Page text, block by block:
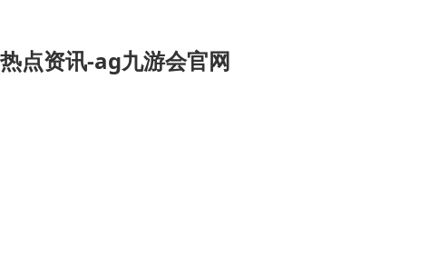
热点资讯-ag九游会官网